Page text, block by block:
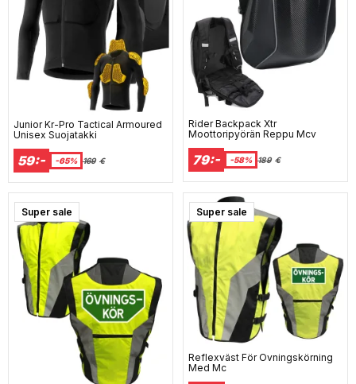
Junior Kr-Pro Tactical Armoured
Unisex Suojatakki
59:- -65% 169 €
Rider Backpack Xtr
Moottoripyörän Reppu Mcv
79:- -58% 189 €
Super sale Super sale
Reflexväst För Övningskörning
Med Mc